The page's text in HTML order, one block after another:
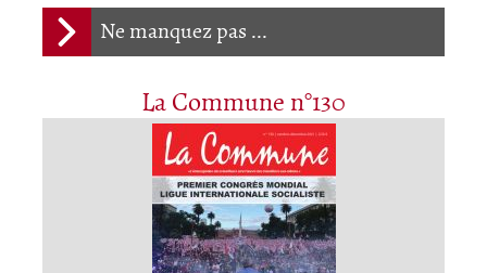
Ne manquez pas ...
La Commune n°130